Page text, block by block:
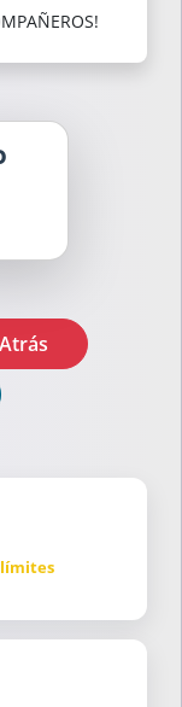
Atrás
límites